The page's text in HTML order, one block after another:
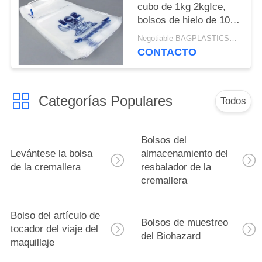
plásticos disponibles
cubo de 1kg 2kgIce,
bolsos de hielo de 10
libras en el wicket,
bolso con el lazo de
Negotiable BAGPLASTICS@YAHOO.COM MOQ:1000pieces Skype: mydearneil
CONTACTO
Categorías Populares Todos
Levántese la bolsa
de la cremallera
Bolsos del
almacenamiento del
resbalador de la
cremallera
Bolso del artículo de
tocador del viaje del
maquillaje
Bolsos de muestreo
del Biohazard